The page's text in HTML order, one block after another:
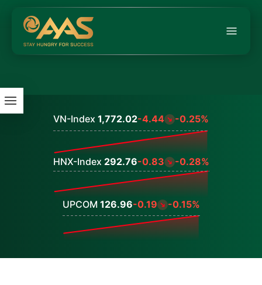
VN-Index 1,772.02-4.44 -0.25%
HNX-Index 292.76-0.83 -0.28%
UPCOM 126.96-0.19 -0.15%